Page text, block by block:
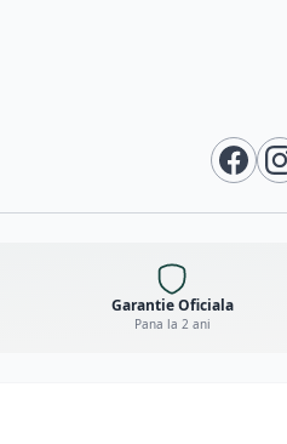
Garantie Oficiala
Pana la 2 ani